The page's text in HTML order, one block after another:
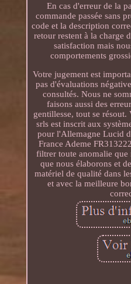
En cas d'erreur de la
commande passée sans
code et la description
retour restent à la charge
satisfaction mais
comportements
Votre jugement est
pas d'évaluations
consultés. Nous ne
faisons aussi des
gentillesse, tout se
srls est inscrit aux
pour l'Allemagne Lucid
France Ademe
filtrer toute anomalie que
que nous élaborons et
matériel de qualité dans
et avec la meilleure